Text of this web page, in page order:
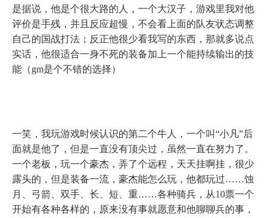
是据说，他是个很大路的人，一个大汉子，游戏里我对他
评价是手残，并且反应超慢，不会看上面的队友状态调整
自己的国战打法；反正他很少看我写的东西，那就多说点
实话，他很适合一身不死的装备加上一个能持续输出的技
能（gm是个不错的选择）
一笑，我玩游戏时候认识的第二个牛人，一个叫“小凡”后
面就是他了，但是一直没有顶尖过，虽然一直在努力了。
一个老板，玩一个豪杰，弄了个远程，天天挂啊挂，很少
露头的，但是装备一流，豪杰能怎么玩，他都玩过……蚀
月、弓箭、双手、长、短、重……各种骑兵，从10票一个
开始有各种各样的，原来没有事就愿意和他聊聊兵的事，